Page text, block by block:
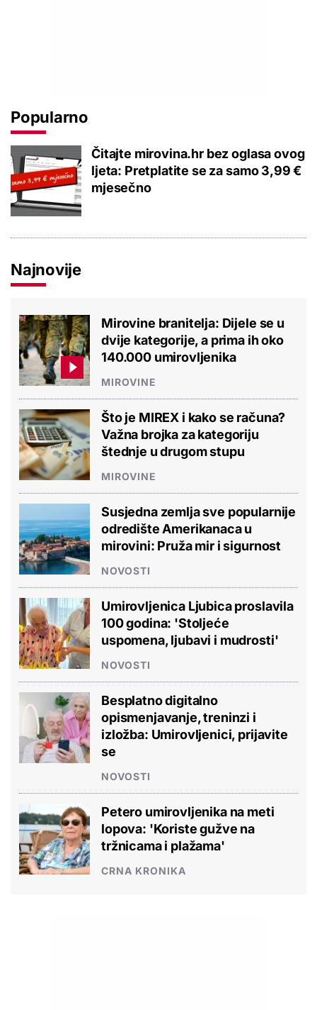
Popularno
Čitajte mirovina.hr bez oglasa ovog
ljeta: Pretplatite se za samo 3,99 €
mjesečno
Najnovije
Mirovine branitelja: Dijele se u
dvije kategorije, a prima ih oko
140.000 umirovljenika
MIROVINE
Što je MIREX i kako se računa?
Važna brojka za kategoriju
štednje u drugom stupu
MIROVINE
Susjedna zemlja sve popularnije
odredište Amerikanaca u
mirovini: Pruža mir i sigurnost
NOVOSTI
Umirovljenica Ljubica proslavila
100 godina: 'Stoljeće
uspomena, ljubavi i mudrosti'
NOVOSTI
Besplatno digitalno
opismenjavanje, treninzi i
izložba: Umirovljenici, prijavite
se
NOVOSTI
Petero umirovljenika na meti
lopova: 'Koriste gužve na
tržnicama i plažama'
CRNA KRONIKA